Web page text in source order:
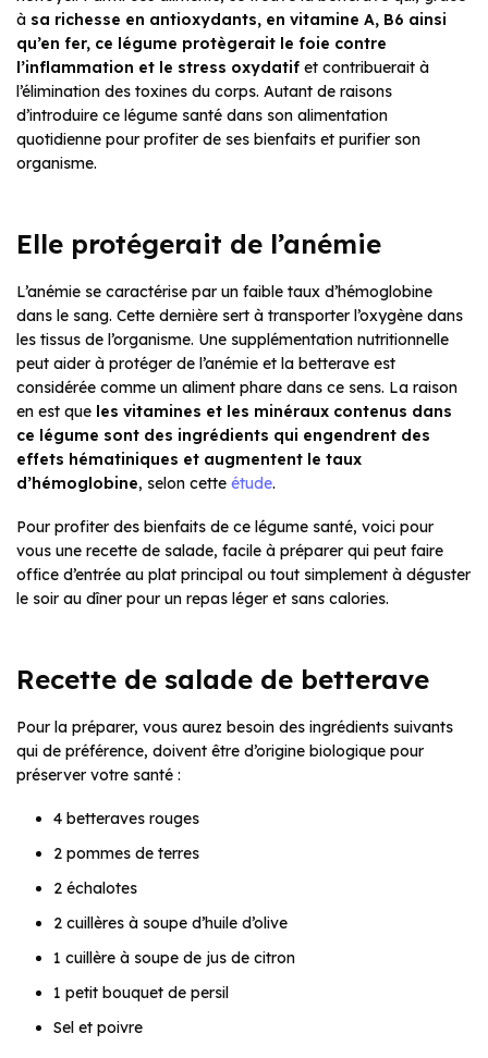
à sa richesse en antioxydants, en vitamine A, B6 ainsi
qu’en fer, ce légume protègerait le foie contre
l’inflammation et le stress oxydatif et contribuerait à
l’élimination des toxines du corps. Autant de raisons
d’introduire ce légume santé dans son alimentation
quotidienne pour profiter de ses bienfaits et purifier son
organisme.
Elle protégerait de l’anémie
L’anémie se caractérise par un faible taux d’hémoglobine
dans le sang. Cette dernière sert à transporter l’oxygène dans
les tissus de l’organisme. Une supplémentation nutritionnelle
peut aider à protéger de l’anémie et la betterave est
considérée comme un aliment phare dans ce sens. La raison
en est que les vitamines et les minéraux contenus dans
ce légume sont des ingrédients qui engendrent des
effets hématiniques et augmentent le taux
d’hémoglobine, selon cette étude.
Pour profiter des bienfaits de ce légume santé, voici pour
vous une recette de salade, facile à préparer qui peut faire
office d’entrée au plat principal ou tout simplement à déguster
le soir au dîner pour un repas léger et sans calories.
Recette de salade de betterave
Pour la préparer, vous aurez besoin des ingrédients suivants
qui de préférence, doivent être d’origine biologique pour
préserver votre santé :
4 betteraves rouges
2 pommes de terres
2 échalotes
2 cuillères à soupe d’huile d’olive
1 cuillère à soupe de jus de citron
1 petit bouquet de persil
Sel et poivre